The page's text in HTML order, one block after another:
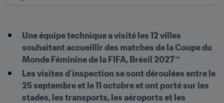
Une équipe technique a visité les 12 villes
souhaitant accueillir des matches de la Coupe du
Monde Féminine de la FIFA, Brésil 2027™
Les visites d’inspection se sont déroulées entre le
25 septembre et le 11 octobre et ont porté sur les
stades, les transports, les aéroports et les